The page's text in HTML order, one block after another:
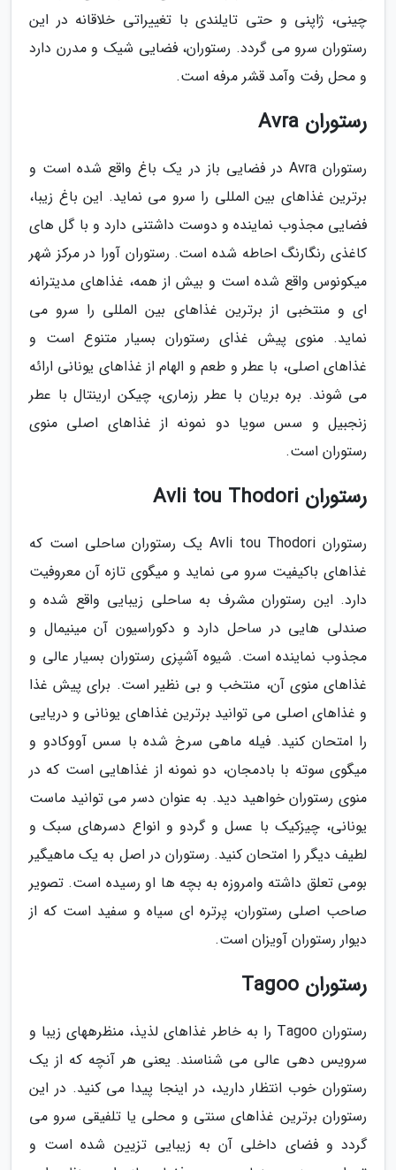
چینی، ژاپنی و حتی تایلندی با تغییراتی خلاقانه در این
رستوران سرو می گردد. رستوران، فضایی شیک و مدرن دارد
و محل رفت وآمد قشر مرفه است.
رستوران Avra
رستوران Avra در فضایی باز در یک باغ واقع شده است و
برترین غذاهای بین المللی را سرو می نماید. این باغ زیبا،
فضایی مجذوب نماینده و دوست داشتنی دارد و با گل های
کاغذی رنگارنگ احاطه شده است. رستوران آورا در مرکز شهر
میکونوس واقع شده است و بیش از همه، غذاهای مدیترانه
ای و منتخبی از برترین غذاهای بین المللی را سرو می
نماید. منوی پیش غذای رستوران بسیار متنوع است و
غذاهای اصلی، با عطر و طعم و الهام از غذاهای یونانی ارائه
می شوند. بره بریان با عطر رزماری، چیکن ارینتال با عطر
زنجبیل و سس سویا دو نمونه از غذاهای اصلی منوی
رستوران است.
رستوران Avli tou Thodori
رستوران Avli tou Thodori یک رستوران ساحلی است که
غذاهای باکیفیت سرو می نماید و میگوی تازه آن معروفیت
دارد. این رستوران مشرف به ساحلی زیبایی واقع شده و
صندلی هایی در ساحل دارد و دکوراسیون آن مینیمال و
مجذوب نماینده است. شیوه آشپزی رستوران بسیار عالی و
غذاهای منوی آن، منتخب و بی نظیر است. برای پیش غذا
و غذاهای اصلی می توانید برترین غذاهای یونانی و دریایی
را امتحان کنید. فیله ماهی سرخ شده با سس آووکادو و
میگوی سوته با بادمجان، دو نمونه از غذاهایی است که در
منوی رستوران خواهید دید. به عنوان دسر می توانید ماست
یونانی، چیزکیک با عسل و گردو و انواع دسرهای سبک و
لطیف دیگر را امتحان کنید. رستوران در اصل به یک ماهیگیر
بومی تعلق داشته وامروزه به بچه ها او رسیده است. تصویر
صاحب اصلی رستوران، پرتره ای سیاه و سفید است که از
دیوار رستوران آویزان است.
رستوران Tagoo
رستوران Tagoo را به خاطر غذاهای لذیذ، منظرههای زیبا و
سرویس دهی عالی می شناسند. یعنی هر آنچه که از یک
رستوران خوب انتظار دارید، در اینجا پیدا می کنید. در این
رستوران برترین غذاهای سنتی و محلی یا تلفیقی سرو می
گردد و فضای داخلی آن به زیبایی تزیین شده است و